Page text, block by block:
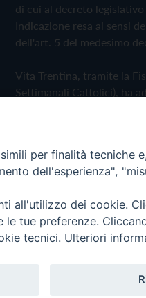
di cui al decreto legislativo
Indicazione resa ai sensi
dell'art. 5 del medesimo
Vita Trentina, tramite la
Settimanali Cattolici), ha
Privacy Policy Cookie
Editrice
per finalità tecniche
dell'esperienza",
all'utilizzo dei cookie.
tue preferenze.
tecnici. Ulteriori